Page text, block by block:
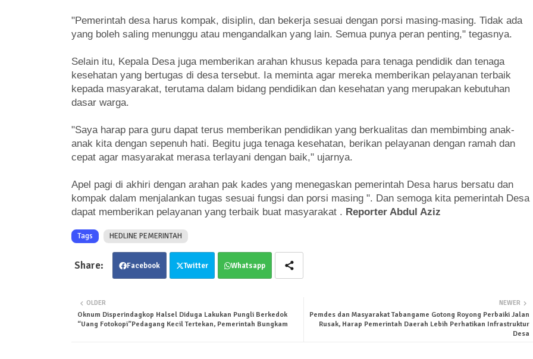
"Pemerintah desa harus kompak, disiplin, dan bekerja sesuai dengan porsi masing-masing. Tidak ada
yang boleh saling menunggu atau mengandalkan yang lain. Semua punya peran penting," tegasnya.
Selain itu, Kepala Desa juga memberikan arahan khusus kepada para tenaga pendidik dan tenaga
kesehatan yang bertugas di desa tersebut. Ia meminta agar mereka memberikan pelayanan terbaik
kepada masyarakat, terutama dalam bidang pendidikan dan kesehatan yang merupakan kebutuhan
dasar warga.
"Saya harap para guru dapat terus memberikan pendidikan yang berkualitas dan membimbing anak-
anak kita dengan sepenuh hati. Begitu juga tenaga kesehatan, berikan pelayanan dengan ramah dan
cepat agar masyarakat merasa terlayani dengan baik," ujarnya.
Apel pagi di akhiri dengan arahan pak kades yang menegaskan pemerintah Desa harus bersatu dan
kompak dalam menjalankan tugas sesuai fungsi dan porsi masing ". Dan semoga kita pemerintah Desa
dapat memberikan pelayanan yang terbaik buat masyarakat . Reporter Abdul Aziz
Tags HEDLINE PEMERINTAH
Facebook Twitter Whatsapp
NEWER
Pemdes dan Masyarakat Tabangame Gotong Royong Perbaiki Jalan
Rusak, Harap Pemerintah Daerah Lebih Perhatikan Infrastruktur
Desa
OLDER
Oknum Disperindagkop Halsel Diduga Lakukan Pungli Berkedok
“Uang Fotokopi”Pedagang Kecil Tertekan, Pemerintah Bungkam